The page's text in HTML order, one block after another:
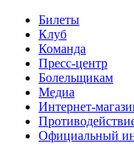
Билеты
Клуб
Команда
Пресс-центр
Болельщикам
Медиа
Интернет-
Официальный